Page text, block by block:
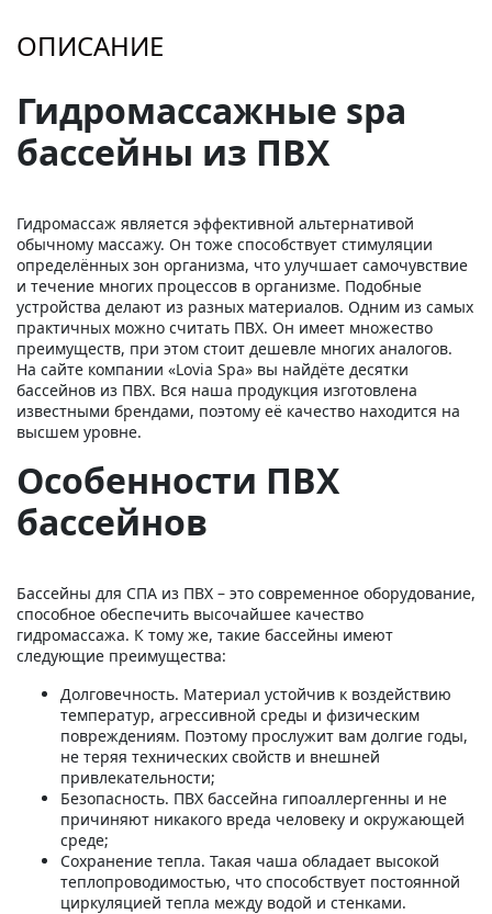
ОПИСАНИЕ
Гидромассажные spa
бассейны из ПВХ
Гидромассаж является эффективной альтернативой
обычному массажу. Он тоже способствует стимуляции
определённых зон организма, что улучшает самочувствие
и течение многих процессов в организме. Подобные
устройства делают из разных материалов. Одним из самых
практичных можно считать ПВХ. Он имеет множество
преимуществ, при этом стоит дешевле многих аналогов.
На сайте компании «Lovia Spa» вы найдёте десятки
бассейнов из ПВХ. Вся наша продукция изготовлена
известными брендами, поэтому её качество находится на
высшем уровне.
Особенности ПВХ
бассейнов
Бассейны для СПА из ПВХ – это современное оборудование,
способное обеспечить высочайшее качество
гидромассажа. К тому же, такие бассейны имеют
следующие преимущества:
Долговечность. Материал устойчив к воздействию
температур, агрессивной среды и физическим
повреждениям. Поэтому прослужит вам долгие годы,
не теряя технических свойств и внешней
привлекательности;
Безопасность. ПВХ бассейна гипоаллергенны и не
причиняют никакого вреда человеку и окружающей
среде;
Сохранение тепла. Такая чаша обладает высокой
теплопроводимостью, что способствует постоянной
циркуляцией тепла между водой и стенками.